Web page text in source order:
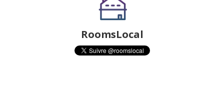
RoomsLocal